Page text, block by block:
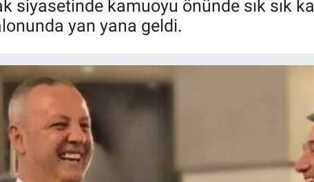
siyasetinde kamuoyu önünde sık sık
yan yana geldi.